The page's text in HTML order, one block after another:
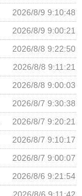
2026/8/9 9:10:48
2026/8/9 9:00:21
2026/8/8 9:22:50
2026/8/8 9:11:21
2026/8/8 9:00:03
2026/8/7 9:30:38
2026/8/7 9:20:21
2026/8/7 9:10:17
2026/8/7 9:00:07
2026/8/6 9:21:54